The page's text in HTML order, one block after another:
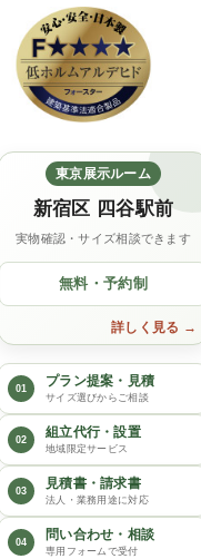
東京展示ルーム
新宿区 四谷駅前
実物確認・サイズ相談できます
無料・予約制
詳しく見る
01 プラン提案・見積
サイズ選びからご相談
02 組立代行・設置
地域限定サービス
03 見積書・請求書
法人・業務用途に対応
04 問い合わせ・相談
専用フォームで受付